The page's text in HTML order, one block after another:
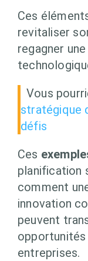
Ces
revitaliser
regagner
Vous
stratégique
défis
Ces
planification
comment
innovation
peuvent
opportunités
entreprises.